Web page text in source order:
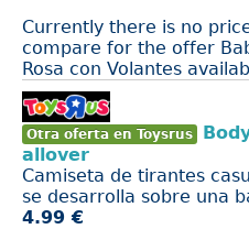
Currently there is no
compare for the offer
Rosa con Volantes
Otra oferta en Toysrus
allover
Camiseta de tirantes
se desarrolla sobre una
4.99 €